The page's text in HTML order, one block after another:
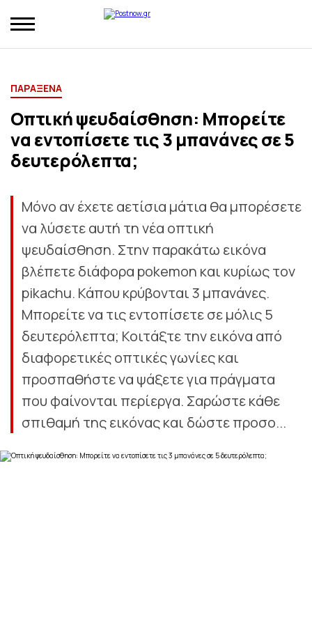
ΠΑΡΑΞΕΝΑ
Οπτική ψευδαίσθηση: Μπορείτε
να εντοπίσετε τις 3 μπανάνες σε 5
δευτερόλεπτα;
Μόνο αν έχετε αετίσια μάτια θα μπορέσετε
να λύσετε αυτή τη νέα οπτική
ψευδαίσθηση. Στην παρακάτω εικόνα
βλέπετε διάφορα pokemon και κυρίως τον
pikachu. Κάπου κρύβονται 3 μπανάνες.
Μπορείτε να τις εντοπίσετε σε μόλις 5
δευτερόλεπτα; Κοιτάξτε την εικόνα από
διαφορετικές οπτικές γωνίες και
προσπαθήστε να ψάξετε για πράγματα
που φαίνονται περίεργα. Σαρώστε κάθε
σπιθαμή της εικόνας και δώστε προσο...